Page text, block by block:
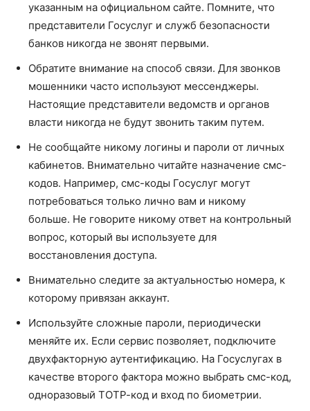
указанным на официальном сайте. Помните, что
представители Госуслуг и служб безопасности
банков никогда не звонят первыми.
Обратите внимание на способ связи. Для звонков
мошенники часто используют мессенджеры.
Настоящие представители ведомств и органов
власти никогда не будут звонить таким путем.
Не сообщайте никому логины и пароли от личных
кабинетов. Внимательно читайте назначение смс-
кодов. Например, смс-коды Госуслуг могут
потребоваться только лично вам и никому
больше. Не говорите никому ответ на контрольный
вопрос, который вы используете для
восстановления доступа.
Внимательно следите за актуальностью номера, к
которому привязан аккаунт.
Используйте сложные пароли, периодически
меняйте их. Если сервис позволяет, подключите
двухфакторную аутентификацию. На Госуслугах в
качестве второго фактора можно выбрать смс-код,
одноразовый ТОТР-код и вход по биометрии.